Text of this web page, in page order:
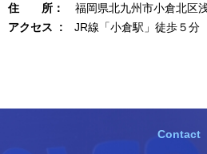
住 所：
福岡県北九州市小倉北区
アクセス : JR線「小倉駅」徒歩５分